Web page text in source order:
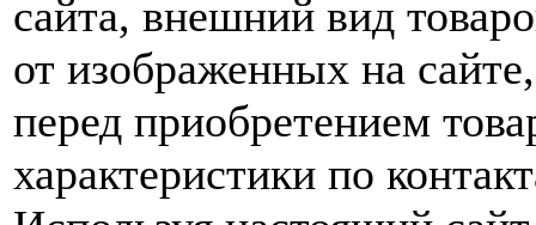
сайта, внешний вид
от изображенных на
перед приобретением
характеристики по